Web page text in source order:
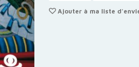
Ajouter à ma liste